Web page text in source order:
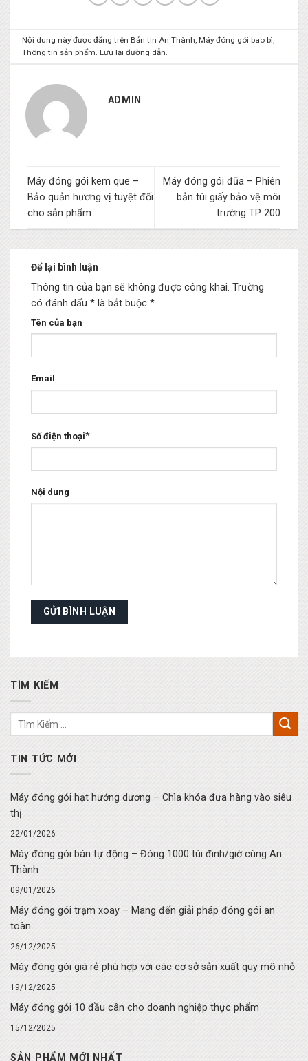
Nội dung này được đăng trên Bản tin An Thành Máy đóng gói bao bì
Thông tin sản phẩm . Lưu lạiđường dẫn
ADMIN
Máy đóng gói kem que –
Bảo quản hương vị tuyệt đối
cho sản phẩm
Máy đóng gói đũa – Phiên
bản túi giấy bảo vệ môi
trường TP 200
Để lại bình luận
Thông tin của bạn sẽ không được công khai. Trường
có đánh dấu * là bắt buộc *
Tên của bạn
Email
Số điện thoại*
Nội dung
TÌM KIẾM
TIN TỨC MỚI
Máy đóng gói hạt hướng dương – Chìa khóa đưa hàng vào siêu
thị
22/01/2026
Máy đóng gói bán tự động – Đóng 1000 túi đinh/giờ cùng An
Thành
09/01/2026
Máy đóng gói trạm xoay – Mang đến giải pháp đóng gói an
toàn
26/12/2025
Máy đóng gói giá rẻ phù hợp với các cơ sở sản xuất quy mô nhỏ
19/12/2025
Máy đóng gói 10 đầu cân cho doanh nghiệp thực phẩm
15/12/2025
SẢN PHẨM MỚI NHẤT